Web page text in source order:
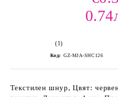
(1)
Код: GZ-MJA-SHC126
Текстилен шнур, Цвят: